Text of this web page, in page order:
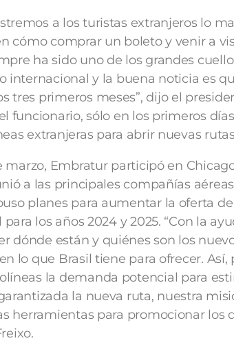
a los turistas extranjeros lo
cómo comprar un boleto y venir a
ha sido uno de los grandes
internacional y la buena noticia es
tres primeros meses”, dijo el
funcionario, sólo en los primeros
extranjeras para abrir nuevas
marzo, Embratur participó en
a las principales compañías
planes para aumentar la oferta
los años 2024 y 2025. “Con la
dónde están y quiénes son los
lo que Brasil tiene para ofrecer. Así,
la demanda potencial para
la nueva ruta, nuestra
herramientas para promocionar los